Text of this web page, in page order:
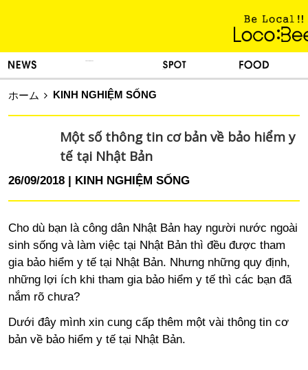
ホーム KINH NGHIỆM SỐNG
Một số thông tin cơ bản về bảo hiểm y
tế tại Nhật Bản
26/09/2018 KINH NGHIỆM SỐNG
Cho dù bạn là công dân Nhật Bản hay người nước ngoài
sinh sống và làm việc tại Nhật Bản thì đều được tham
gia bảo hiểm y tế tại Nhật Bản. Nhưng những quy định,
những lợi ích khi tham gia bảo hiểm y tế thì các bạn đã
nắm rõ chưa?
Dưới đây mình xin cung cấp thêm một vài thông tin cơ
bản về bảo hiểm y tế tại Nhật Bản.